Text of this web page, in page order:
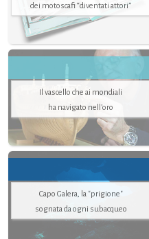
dei motoscafi “diventati attori”
Il vascello che ai mondiali
ha navigato nell’oro
Capo Galera, la "prigione"
sognata da ogni subacqueo